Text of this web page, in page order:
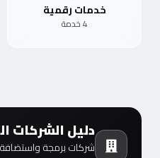
خدمات رقمية
4 خدمة
دليل الشركات
شركات برمجة